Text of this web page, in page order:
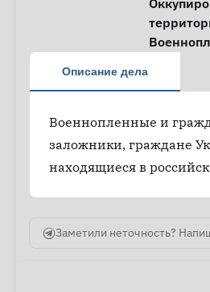
Описание дела
Военнопленные и
заложники, граждане
находящиеся в
Заметили неточность?